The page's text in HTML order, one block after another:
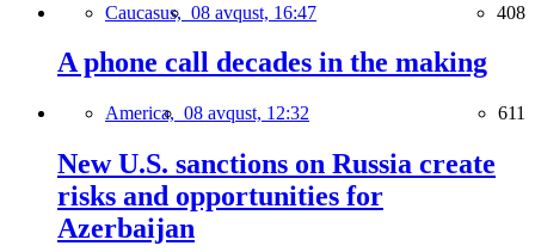
Caucasus, 08 avqust, 16:47 408
A phone call decades in the making
America, 08 avqust, 12:32 611
New U.S. sanctions on Russia create
risks and opportunities for
Azerbaijan